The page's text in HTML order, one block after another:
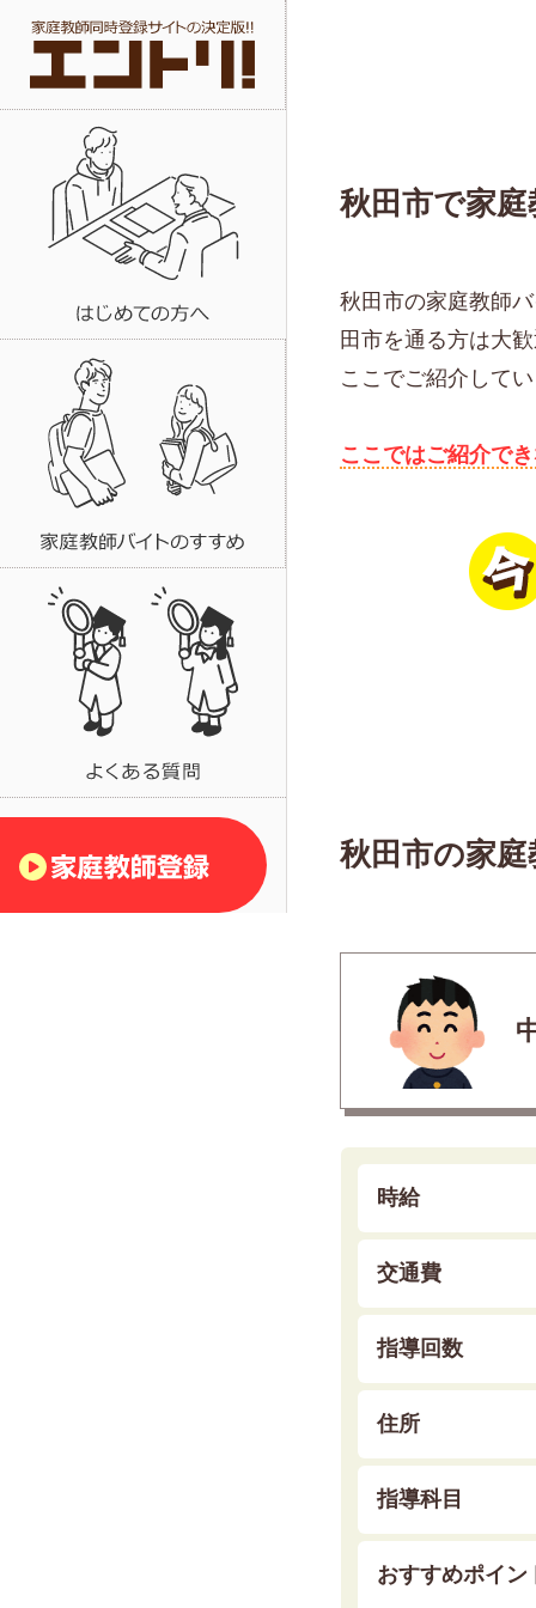
秋田市で家
秋田市の家庭教師
田市を通る方は大
ここでご紹介して
ここではご紹介で
秋田市の家
時給
交通費
指導回数
住所
指導科目
おすすめポイン